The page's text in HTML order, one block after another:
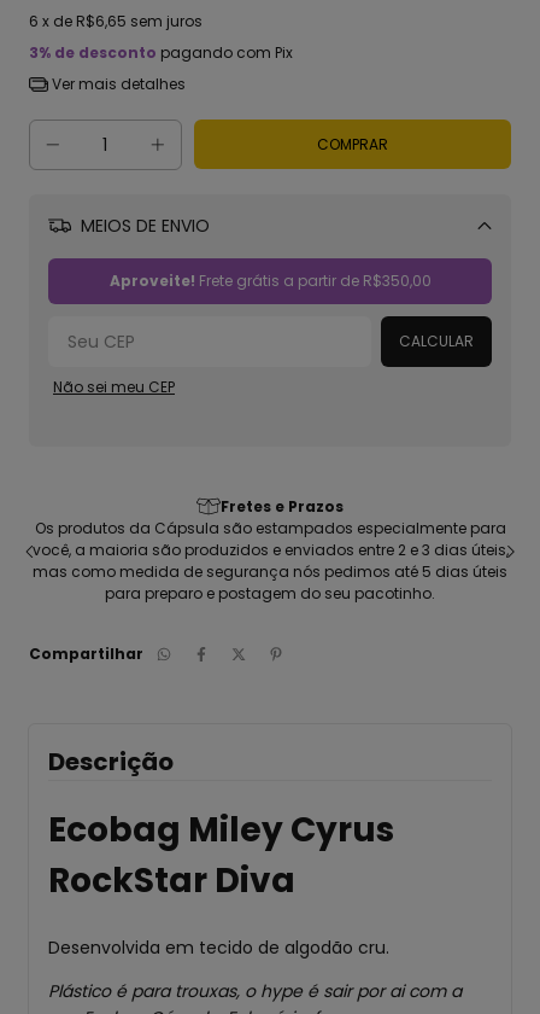
6 x de R$6,65 sem juros
3% de desconto pagando com Pix
Ver mais detalhes
MEIOS DE ENVIO
Aproveite! Frete grátis a partir de R$350,00
CALCULAR
Não sei meu CEP
Fretes e Prazos
Os produtos da Cápsula são estampados especialmente para
você, a maioria são produzidos e enviados entre 2 e 3 dias úteis,
mas como medida de segurança nós pedimos até 5 dias úteis
para preparo e postagem do seu pacotinho.
Compartilhar
Descrição
Ecobag Miley Cyrus
RockStar Diva
Desenvolvida em tecido de algodão cru.
Plástico é para trouxas, o hype é sair por ai com a